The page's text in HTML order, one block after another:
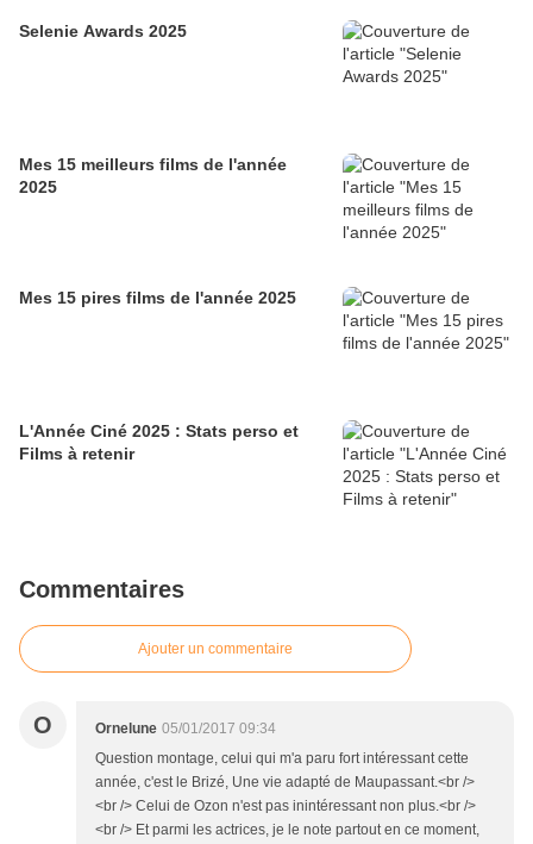
Selenie Awards 2025
Mes 15 meilleurs films de l'année
2025
Mes 15 pires films de l'année 2025
L'Année Ciné 2025 : Stats perso et
Films à retenir
Commentaires
Ajouter un commentaire
O Ornelune 05/01/2017 09:34
Question montage, celui qui m'a paru fort intéressant cette
année, c'est le Brizé, Une vie adapté de Maupassant.<br />
<br /> Celui de Ozon n'est pas inintéressant non plus.<br />
<br /> Et parmi les actrices, je le note partout en ce moment,